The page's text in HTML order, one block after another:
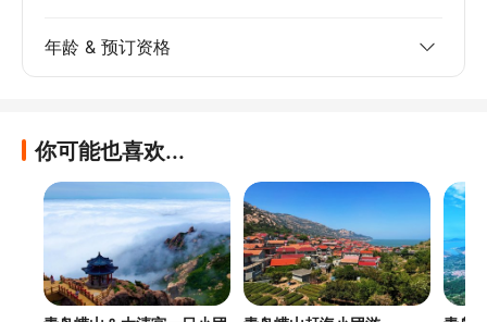
年龄 & 预订资格
你可能也喜欢...